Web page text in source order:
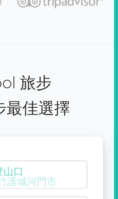
旅步
最佳選擇
山口